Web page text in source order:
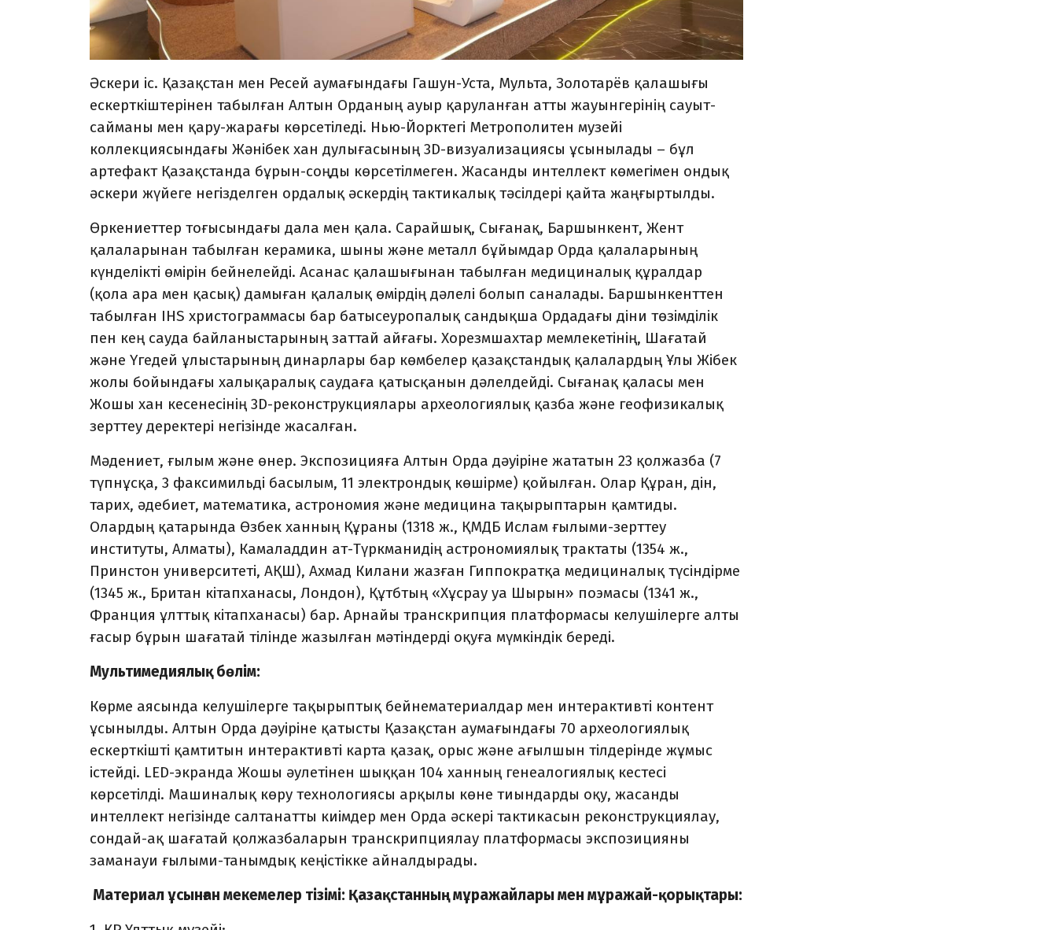
Әскери іс. Қазақстан мен Ресей аумағындағы Гашун-Уста, Мульта, Золотарёв қалашығы
ескерткіштерінен табылған Алтын Орданың ауыр қаруланған атты жауынгерінің сауыт-
сайманы мен қару-жарағы көрсетіледі. Нью-Йорктегі Метрополитен музейі
коллекциясындағы Жәнібек хан дулығасының 3D-визуализациясы ұсынылады – бұл
артефакт Қазақстанда бұрын-соңды көрсетілмеген. Жасанды интеллект көмегімен ондық
әскери жүйеге негізделген ордалық әскердің тактикалық тәсілдері қайта жаңғыртылды.
Өркениеттер тоғысындағы дала мен қала. Сарайшық, Сығанақ, Баршынкент, Жент
қалаларынан табылған керамика, шыны және металл бұйымдар Орда қалаларының
күнделікті өмірін бейнелейді. Асанас қалашығынан табылған медициналық құралдар
(қола ара мен қасық) дамыған қалалық өмірдің дәлелі болып саналады. Баршынкенттен
табылған IHS христограммасы бар батысеуропалық сандықша Ордадағы діни төзімділік
пен кең сауда байланыстарының заттай айғағы. Хорезмшахтар мемлекетінің, Шағатай
және Үгедей ұлыстарының динарлары бар көмбелер қазақстандық қалалардың Ұлы Жібек
жолы бойындағы халықаралық саудаға қатысқанын дәлелдейді. Сығанақ қаласы мен
Жошы хан кесенесінің 3D-реконструкциялары археологиялық қазба және геофизикалық
зерттеу деректері негізінде жасалған.
Мәдениет, ғылым және өнер. Экспозицияға Алтын Орда дәуіріне жататын 23 қолжазба (7
түпнұсқа, 3 факсимильді басылым, 11 электрондық көшірме) қойылған. Олар Құран, дін,
тарих, әдебиет, математика, астрономия және медицина тақырыптарын қамтиды.
Олардың қатарында Өзбек ханның Құраны (1318 ж., ҚМДБ Ислам ғылыми-зерттеу
институты, Алматы), Камаладдин ат-Түркманидің астрономиялық трактаты (1354 ж.,
Принстон университеті, АҚШ), Ахмад Килани жазған Гиппократқа медициналық түсіндірме
(1345 ж., Британ кітапханасы, Лондон), Құтбтың «Хұсрау уа Шырын» поэмасы (1341 ж.,
Франция ұлттық кітапханасы) бар. Арнайы транскрипция платформасы келушілерге алты
ғасыр бұрын шағатай тілінде жазылған мәтіндерді оқуға мүмкіндік береді.
Мультимедиялық бөлім:
Көрме аясында келушілерге тақырыптық бейнематериалдар мен интерактивті контент
ұсынылды. Алтын Орда дәуіріне қатысты Қазақстан аумағындағы 70 археологиялық
ескерткішті қамтитын интерактивті карта қазақ, орыс және ағылшын тілдерінде жұмыс
істейді. LED-экранда Жошы әулетінен шыққан 104 ханның генеалогиялық кестесі
көрсетілді. Машиналық көру технологиясы арқылы көне тиындарды оқу, жасанды
интеллект негізінде салтанатты киімдер мен Орда әскері тактикасын реконструкциялау,
сондай-ақ шағатай қолжазбаларын транскрипциялау платформасы экспозицияны
заманауи ғылыми-танымдық кеңістікке айналдырады.
Материал ұсынған мекемелер тізімі: Қазақстанның мұражайлары мен мұражай-қорықтары: